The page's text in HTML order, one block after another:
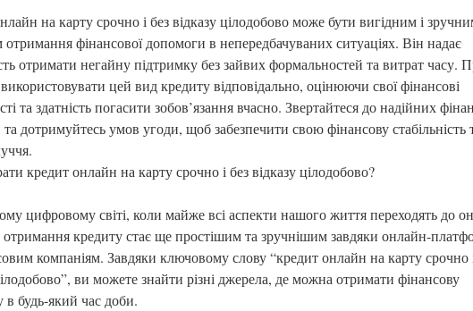
на карту срочно і без відказу цілодобово може бути вигідним і
фінансової допомоги в непередбачуваних ситуаціях. Він надає
отримати негайну підтримку без зайвих формальностей та витрат часу.
цей вид кредиту відповідально, оцінюючи свої фінансові
та здатність погасити зобов’язання вчасно. Звертайтеся до надійних
дотримуйтесь умов угоди, щоб забезпечити свою фінансову стабільність
кредит онлайн на карту срочно і без відказу цілодобово?
цифровому світі, коли майже всі аспекти нашого життя переходять до
кредиту стає ще простішим та зручнішим завдяки онлайн-
компаніям. Завдяки ключовому слову “кредит онлайн на карту срочно
ви можете знайти різні джерела, де можна отримати фінансову
в будь-який час доби.